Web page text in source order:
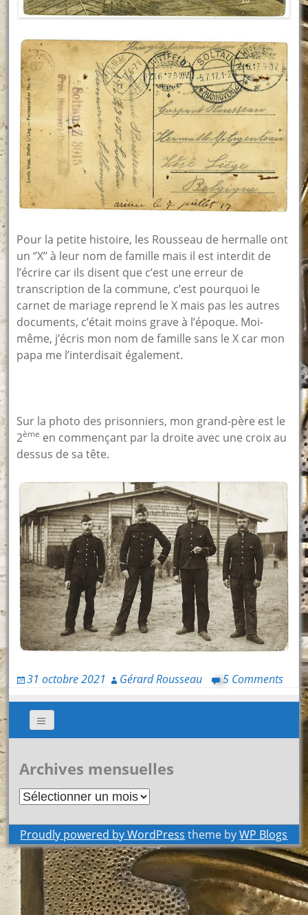
Pour la petite histoire, les Rousseau de hermalle ont
un ‘’X’’ à leur nom de famille mais il est interdit de
l’écrire car ils disent que c’est une erreur de
transcription de la commune, c’est pourquoi le
carnet de mariage reprend le X mais pas les autres
documents, c’était moins grave à l’époque. Moi-
même, j’écris mon nom de famille sans le X car mon
papa me l’interdisait également.
Sur la photo des prisonniers, mon grand-père est le
2ème en commençant par la droite avec une croix au
dessus de sa tête.
31 octobre 2021 Gérard Rousseau 5 Comments
Archives mensuelles
Archives
Proudly powered by WordPress theme byWP Blogs